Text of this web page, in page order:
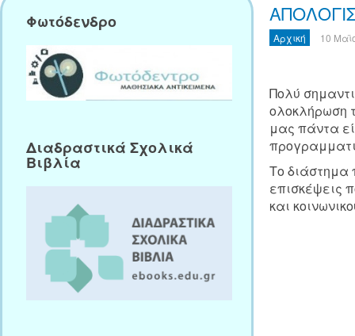
Αρχική 10
Πολύ
ολοκλήρωση
μας πάντα
Το διάστημα
επισκέψεις
και
Φωτόδενδρο
Διαδραστικά Σχολικά
Βιβλία